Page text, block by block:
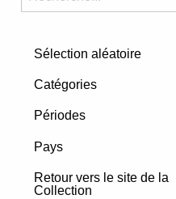
Sélection aléatoire
Catégories
Périodes
Pays
Retour vers le site de la
Collection